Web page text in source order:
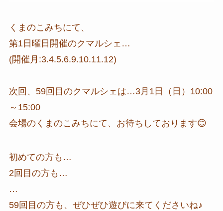
くまのこみちにて、
第1日曜日開催のクマルシェ…
(開催月:3.4.5.6.9.10.11.12)
次回、59回目のクマルシェは…3月1日（日）10:00
～15:00
会場のくまのこみちにて、お待ちしております😊
初めての方も…
2回目の方も…
…
59回目の方も、ぜひぜひ遊びに来てくださいね♪